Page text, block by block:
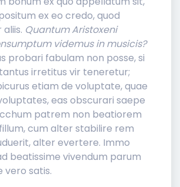
ex eo credo, quod
Quantum Aristoxeni
videmus in musicis?
probari fabulam non posse, si
irretitus vir teneretur;
etiam de voluptate, quae
eas obscurari saepe
patrem non beatiorem
cum alter stabilire rem
alter evertere. Immo
beatissime vivendum parum
vero satis.